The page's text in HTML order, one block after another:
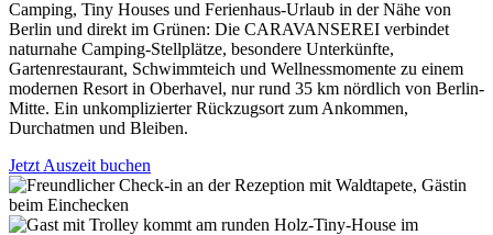
Camping, Tiny Houses und Ferienhaus-Urlaub in der Nähe von
Berlin und direkt im Grünen: Die CARAVANSEREI verbindet
naturnahe Camping-Stellplätze, besondere Unterkünfte,
Gartenrestaurant, Schwimmteich und Wellnessmomente zu einem
modernen Resort in Oberhavel, nur rund 35 km nördlich von Berlin-
Mitte. Ein unkomplizierter Rückzugsort zum Ankommen,
Durchatmen und Bleiben.
Jetzt Auszeit buchen